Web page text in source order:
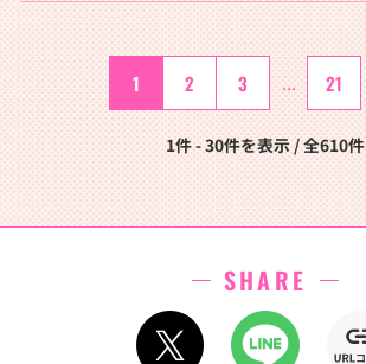
1 2 3 ... 21
1件 - 30件を表示 / 全610件
SHARE